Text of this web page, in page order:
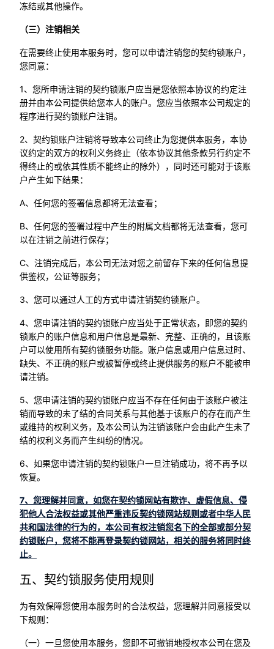
冻结或其他操作。
（三）注销相关
在需要终止使用本服务时，您可以申请注销您的契约锁账户，
您同意：
1、您所申请注销的契约锁账户应当是您依照本协议的约定注
册并由本公司提供给您本人的账户。您应当依照本公司规定的
程序进行契约锁账户注销。
2、契约锁账户注销将导致本公司终止为您提供本服务，本协
议约定的双方的权利义务终止（依本协议其他条款另行约定不
得终止的或依其性质不能终止的除外），同时还可能对于该账
户产生如下结果：
A、任何您的签署信息都将无法查看；
B、任何您的签署过程中产生的附属文档都将无法查看，您可
以在注销之前进行保存；
C、注销完成后，本公司无法对您之前留存下来的任何信息提
供鉴权，公证等服务；
3、您可以通过人工的方式申请注销契约锁账户。
4、您申请注销的契约锁账户应当处于正常状态，即您的契约
锁账户的账户信息和用户信息是最新、完整、正确的，且该账
户可以使用所有契约锁服务功能。账户信息或用户信息过时、
缺失、不正确的账户或被暂停或终止提供服务的账户不能被申
请注销。
5、您申请注销的契约锁账户应当不存在任何由于该账户被注
销而导致的未了结的合同关系与其他基于该账户的存在而产生
或维持的权利义务，及本公司认为注销该账户会由此产生未了
结的权利义务而产生纠纷的情况。
6、如果您申请注销的契约锁账户一旦注销成功，将不再予以
恢复。
7、您理解并同意，如您在契约锁网站有欺诈、虚假信息、侵
犯他人合法权益或其他严重违反契约锁网站规则或者中华人民
共和国法律的行为的，本公司有权注销您名下的全部或部分契
约锁账户，您将不能再登录契约锁网站，相关的服务将同时终
止。
五、契约锁服务使用规则
为有效保障您使用本服务时的合法权益，您理解并同意接受以
下规则：
（一）一旦您使用本服务，您即不可撤销地授权本公司在您及